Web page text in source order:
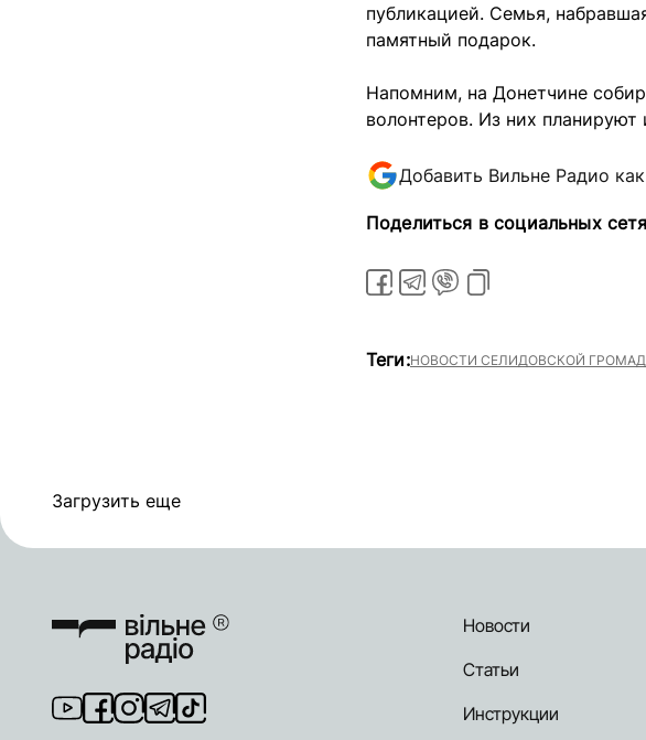
публикацией. Семья,
памятный подарок.
Напомним, на Донетчине
волонтеров. Из них планируют
Добавить Вильне Радио
Поделиться в социальных
Теги:НОВОСТИ СЕЛИДОВСКОЙ
Загрузить еще
Новости
Статьи
Инструкции